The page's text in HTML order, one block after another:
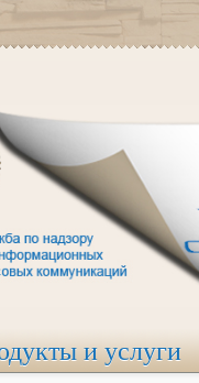
и услуги